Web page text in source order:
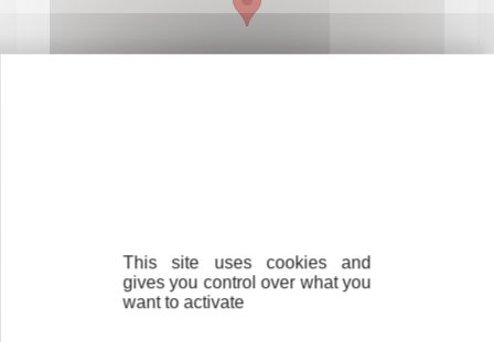
Contactez-nous !
This site uses cookies and
gives you control over what you
want to activate